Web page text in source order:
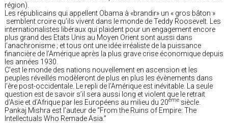
région).
Les républicains qui appellent Obama à «brandir» un « gros bâton »
semblent croire qu’ils vivent dans le monde de Teddy Roosevelt. Les
internationalistes libéraux qui plaident pour un engagement encore
plus grand des Etats Unis au Moyen Orient sont aussi dans
l’anachronisme ; et tous ont une idée irréaliste de la puissance
financière de l’Amérique après la plus grave crise économique depuis
les années 1930.
C’est le monde des nations nouvellement en ascension et les
peuples réveillés modèleront de plus en plus les évènements dans
l’ère post-occidentale. Le repli de l’Amérique est inévitable. La seule
question est de savoir s’il sera aussi long et violent que le retrait
d’Asie et d’Afrique par les Européens au milieu du 20ème siècle.
Pankaj Mishra est l’auteur de “From the Ruins of Empire: The
Intellectuals Who Remade Asia.”